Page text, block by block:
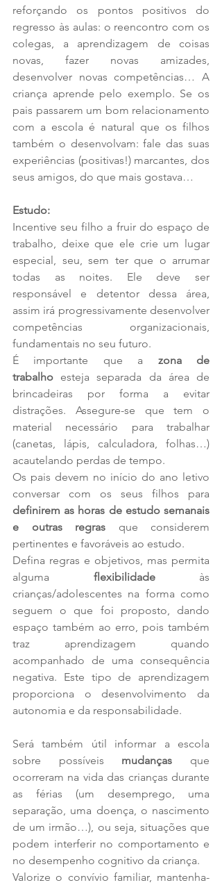
reforçando os pontos positivos do
regresso às aulas: o reencontro com os
colegas, a aprendizagem de coisas
novas, fazer novas amizades,
desenvolver novas competências… A
criança aprende pelo exemplo. Se os
pais passarem um bom relacionamento
com a escola é natural que os filhos
também o desenvolvam: fale das suas
experiências (positivas!) marcantes, dos
seus amigos, do que mais gostava…
Estudo:
Incentive seu filho a fruir do espaço de
trabalho, deixe que ele crie um lugar
especial, seu, sem ter que o arrumar
todas as noites. Ele deve ser
responsável e detentor dessa área,
assim irá progressivamente desenvolver
competências organizacionais,
fundamentais no seu futuro.
É importante que a zona de
trabalho esteja separada da área de
brincadeiras por forma a evitar
distrações. Assegure-se que tem o
material necessário para trabalhar
(canetas, lápis, calculadora, folhas…)
acautelando perdas de tempo.
Os pais devem no início do ano letivo
definirem as horas de estudo semanais
e outras regras que considerem
pertinentes e favoráveis ao estudo.
Defina regras e objetivos, mas permita
alguma flexibilidade às
crianças/adolescentes na forma como
seguem o que foi proposto, dando
espaço também ao erro, pois também
traz aprendizagem quando
acompanhado de uma consequência
negativa. Este tipo de aprendizagem
proporciona o desenvolvimento da
autonomia e da responsabilidade.
Será também útil informar a escola
sobre possíveis mudanças que
ocorreram na vida das crianças durante
as férias (um desemprego, uma
separação, uma doença, o nascimento
de um irmão…), ou seja, situações que
podem interferir no comportamento e
no desempenho cognitivo da criança.
Valorize o convívio familiar, mantenha-